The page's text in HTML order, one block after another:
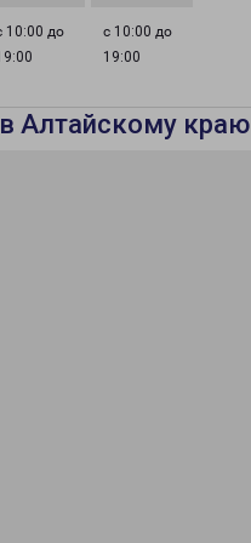
10:00 до
с 10:00 до
19:00
Алтайскому краю